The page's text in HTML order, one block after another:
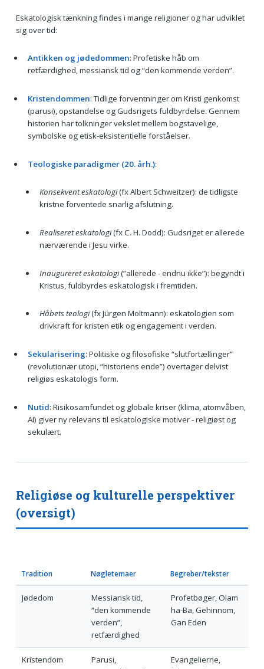
Eskatologisk tænkning findes i mange religioner og har udviklet
sig over tid:
Antikken og jødedommen: Profetiske håb om
retfærdighed, messiansk tid og “den kommende verden”.
Kristendommen: Tidlige forventninger om Kristi genkomst
(parusi), opstandelse og Gudsrigets fuldbyrdelse. Gennem
historien har tolkninger vekslet mellem bogstavelige,
symbolske og etisk-eksistentielle forståelser.
Teologiske paradigmer (20. årh.):
Konsekvent eskatologi(fx Albert Schweitzer): de tidligste
kristne forventede snarlig afslutning.
Realiseret eskatologi(fx C. H. Dodd): Gudsriget er allerede
nærværende i Jesu virke.
Inaugureret eskatologi(”allerede - endnu ikke”): begyndt i
Kristus, fuldbyrdes eskatologisk i fremtiden.
Håbets teologi(fx Jürgen Moltmann): eskatologien som
drivkraft for kristen etik og engagement i verden.
Sekularisering: Politiske og filosofiske “slutfortællinger”
(revolutionær utopi, “historiens ende”) overtager delvist
religiøs eskatologis form.
Nutid: Risikosamfundet og globale kriser (klima, atomvåben,
AI) giver ny relevans til eskatologiske motiver - religiøst og
sekulært.
Religiøse og kulturelle perspektiver
(oversigt)
Tradition Nøgletemaer Begreber/tekster
Jødedom
Messiansk tid,
“den kommende
verden”,
retfærdighed
Profetbøger, Olam
ha-Ba, Gehinnom,
Gan Eden
Kristendom
Parusi,
Evangelierne,